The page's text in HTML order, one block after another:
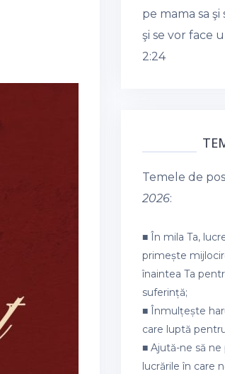
pe mama sa şi
şi se vor face
2:24
Temele de
2026:
■ În mila Ta,
primește
înaintea Ta
suferință;
■ Înmulțește
care luptă
■ Ajută-ne să
lucrările în care